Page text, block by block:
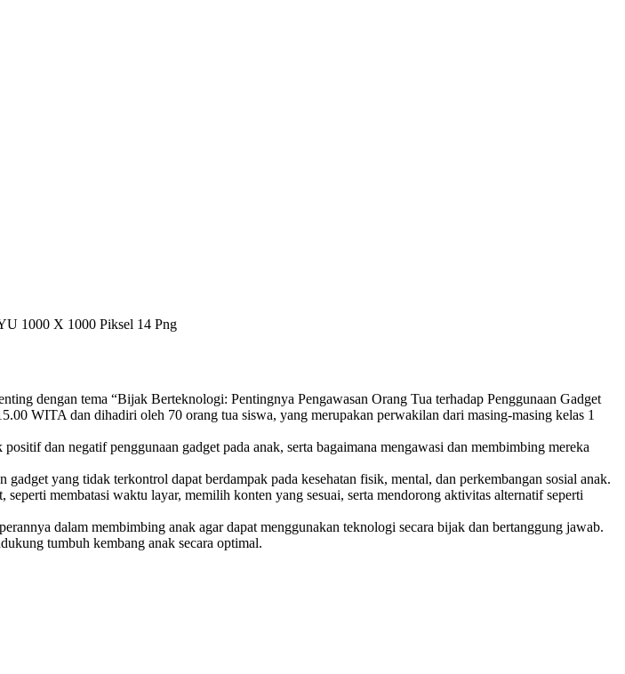
dengan tema “Bijak Berteknologi: Pentingnya Pengawasan Orang Tua terhadap Penggunaan Gadget
WITA dan dihadiri oleh 70 orang tua siswa, yang merupakan perwakilan dari masing-masing kelas 1
dan negatif penggunaan gadget pada anak, serta bagaimana mengawasi dan membimbing mereka
yang tidak terkontrol dapat berdampak pada kesehatan fisik, mental, dan perkembangan sosial anak.
membatasi waktu layar, memilih konten yang sesuai, serta mendorong aktivitas alternatif seperti
dalam membimbing anak agar dapat menggunakan teknologi secara bijak dan bertanggung jawab.
tumbuh kembang anak secara optimal.